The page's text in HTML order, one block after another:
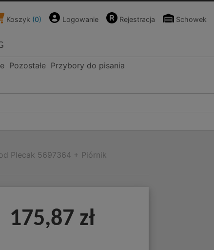
Koszyk (0) Logowanie Rejestracja Schowek
Pozostałe Przybory do pisania
Plecak 5697364 + Piórnik
175,87 zł